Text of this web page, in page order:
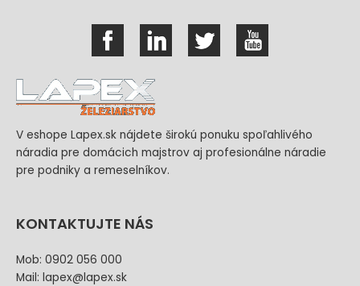
V eshope Lapex.sk nájdete širokú ponuku spoľahlivého
náradia pre domácich majstrov aj profesionálne náradie
pre podniky a remeselníkov.
KONTAKTUJTE NÁS
Mob: 0902 056 000
Mail: lapex@lapex.sk